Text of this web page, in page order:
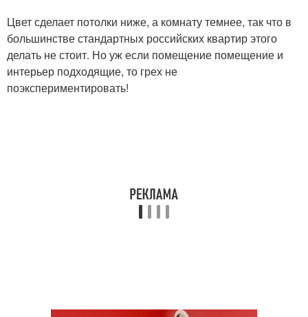
Цвет сделает потолки ниже, а комнату темнее, так что в
большинстве стандартных российских квартир этого
делать не стоит. Но уж если помещение помещение и
интерьер подходящие, то грех не
поэкспериментировать!